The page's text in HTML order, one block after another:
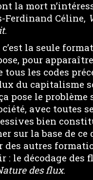
la mort
Ferdinand Céline,
.
la seule
pour
tous les codes
du capitalisme
pose le problème
avec toutes
bien
sur la base de ce
des autres
: le décodage des
des flux.